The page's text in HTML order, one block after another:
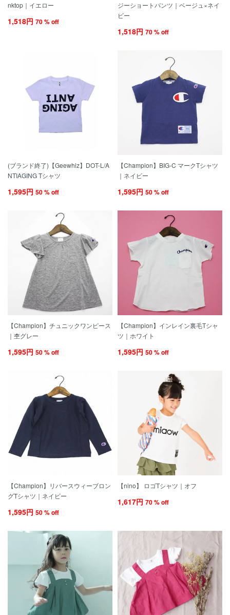
nktop｜イエロー
1,518円 70 % off
ジーショートパンツ｜ベージュ×ネイ
ビー
1,518円 70 % off
(ブランド終了)【Geewhiz】DOT-L/A
NTIAGING Tシャツ
1,595円 50 % off
【Champion】BIG-C マークTシャツ
｜ネイビー
1,595円 50 % off
【Champion】チュニックワンピース
｜杢グレー
1,595円 50 % off
【Champion】インレイン裏毛Tシャ
ツ｜ホワイト
1,595円 50 % off
【Champion】リバースウィーブロン
グTシャツ｜ネイビー
1,595円 50 % off
【nino】 ロゴTシャツ｜オフ
1,617円 70 % off